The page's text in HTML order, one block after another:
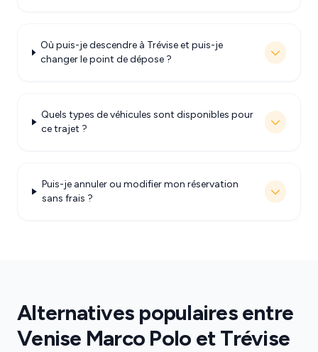
Où puis-je descendre à Trévise et puis-je
changer le point de dépose ?
Quels types de véhicules sont disponibles pour
ce trajet ?
Puis-je annuler ou modifier mon réservation
sans frais ?
Alternatives populaires entre
Venise Marco Polo et Trévise